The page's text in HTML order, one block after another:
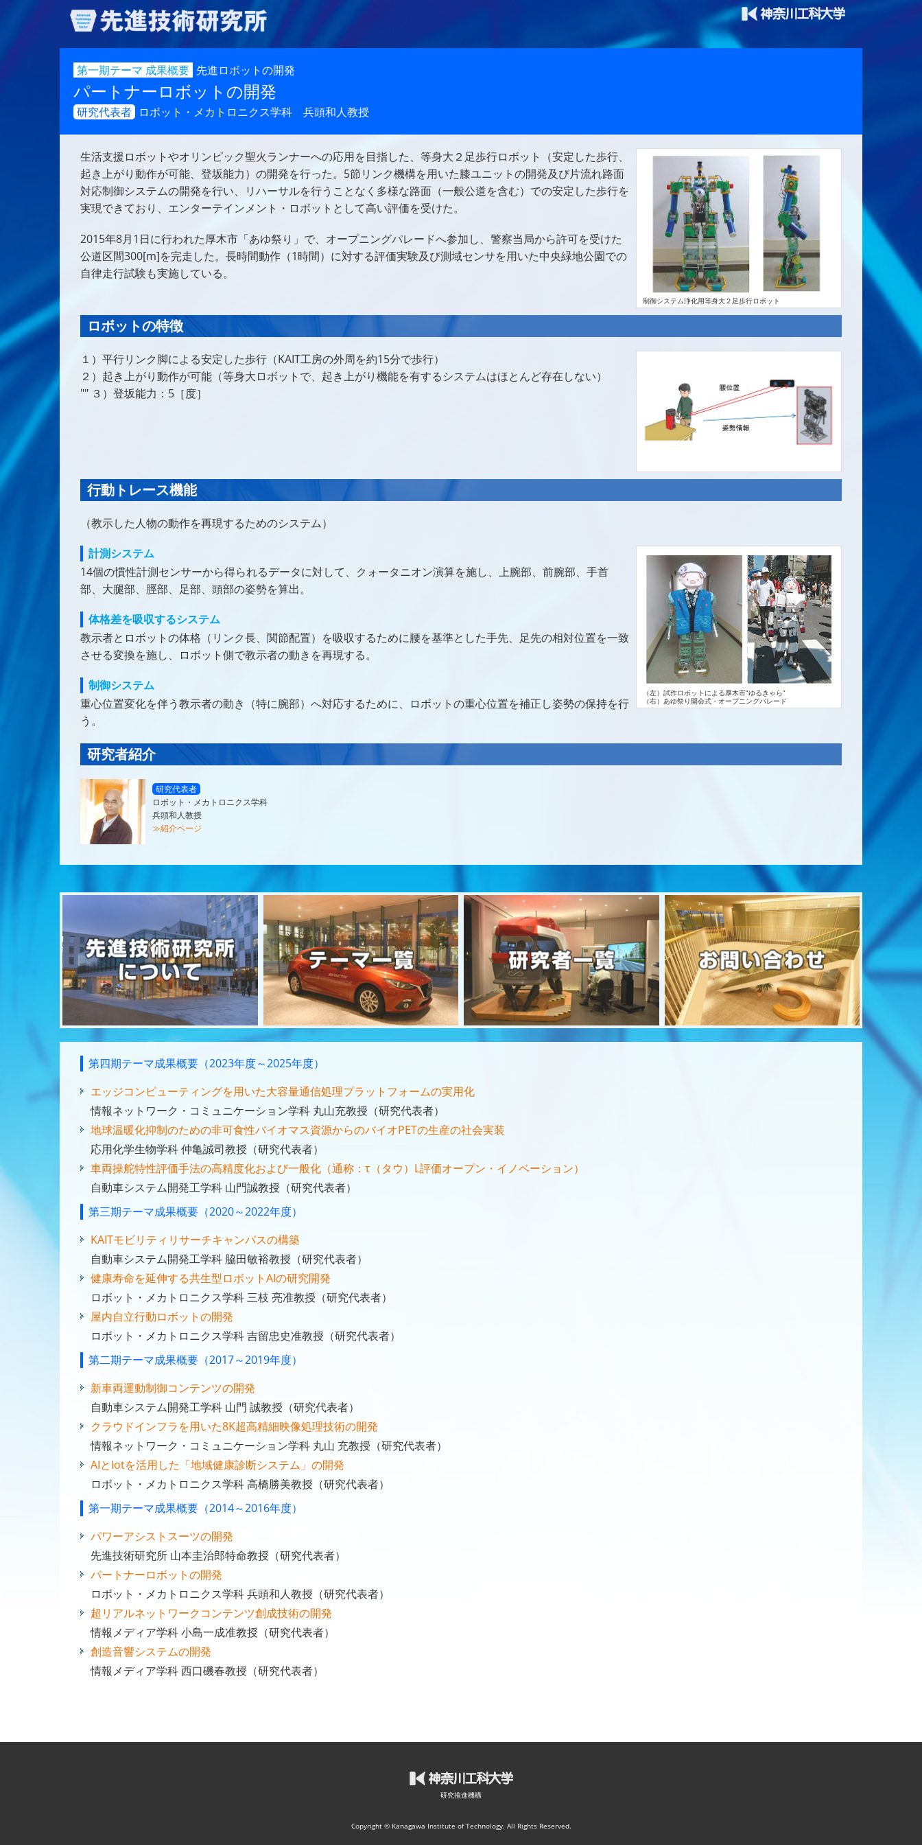
第一期テーマ 成果概要 先進ロボットの開発
パートナーロボットの開発
研究代表者 ロボット・メカトロニクス学科 兵頭和人教授
制御システム浄化用等身大２足歩行ロボット
生活支援ロボットやオリンピック聖火ランナーへの応用を目指した、等身大２足歩行ロボット（安定した歩行、
起き上がり動作が可能、登坂能力）の開発を行った。5節リンク機構を用いた膝ユニットの開発及び片流れ路面
対応制御システムの開発を行い、リハーサルを行うことなく多様な路面（一般公道を含む）での安定した歩行を
実現できており、エンターテインメント・ロボットとして高い評価を受けた。
2015年8月1日に行われた厚木市「あゆ祭り」で、オープニングパレードへ参加し、警察当局から許可を受けた
公道区間300[m]を完走した。長時間動作（1時間）に対する評価実験及び測域センサを用いた中央緑地公園での
自律走行試験も実施している。
ロボットの特徴
１）平行リンク脚による安定した歩行（KAIT工房の外周を約15分で歩行）
２）起き上がり動作が可能（等身大ロボットで、起き上がり機能を有するシステムはほとんど存在しない）
"" ３）登坂能力：5［度］
行動トレース機能
（教示した人物の動作を再現するためのシステム）
（左）試作ロボットによる厚木市“ゆるきゃら”
（右）あゆ祭り開会式・オープニングパレード
計測システム
14個の慣性計測センサーから得られるデータに対して、クォータニオン演算を施し、上腕部、前腕部、手首
部、大腿部、脛部、足部、頭部の姿勢を算出。
体格差を吸収するシステム
教示者とロボットの体格（リンク長、関節配置）を吸収するために腰を基準とした手先、足先の相対位置を一致
させる変換を施し、ロボット側で教示者の動きを再現する。
制御システム
重心位置変化を伴う教示者の動き（特に腕部）へ対応するために、ロボットの重心位置を補正し姿勢の保持を行
う。
研究者紹介
研究代表者
ロボット・メカトロニクス学科
兵頭和人教授
≫紹介ページ
第四期テーマ成果概要（2023年度～2025年度）
エッジコンピューティングを用いた大容量通信処理プラットフォームの実用化
情報ネットワーク・コミュニケーション学科 丸山充教授（研究代表者）
地球温暖化抑制のための非可食性バイオマス資源からのバイオPETの生産の社会実装
応用化学生物学科 仲亀誠司教授（研究代表者）
車両操舵特性評価手法の高精度化および一般化（通称：τ（タウ）L評価オープン・イノベーション）
自動車システム開発工学科 山門誠教授（研究代表者）
第三期テーマ成果概要（2020～2022年度）
KAITモビリティリサーチキャンパスの構築
自動車システム開発工学科 脇田敏裕教授（研究代表者）
健康寿命を延伸する共生型ロボットAIの研究開発
ロボット・メカトロニクス学科 三枝 亮准教授（研究代表者）
屋内自立行動ロボットの開発
ロボット・メカトロニクス学科 吉留忠史准教授（研究代表者）
第二期テーマ成果概要（2017～2019年度）
新車両運動制御コンテンツの開発
自動車システム開発工学科 山門 誠教授（研究代表者）
クラウドインフラを用いた8K超高精細映像処理技術の開発
情報ネットワーク・コミュニケーション学科 丸山 充教授（研究代表者）
AIとIotを活用した「地域健康診断システム」の開発
ロボット・メカトロニクス学科 高橋勝美教授（研究代表者）
第一期テーマ成果概要（2014～2016年度）
パワーアシストスーツの開発
先進技術研究所 山本圭治郎特命教授（研究代表者）
パートナーロボットの開発
ロボット・メカトロニクス学科 兵頭和人教授（研究代表者）
超リアルネットワークコンテンツ創成技術の開発
情報メディア学科 小島一成准教授（研究代表者）
創造音響システムの開発
情報メディア学科 西口磯春教授（研究代表者）
研究推進機構
Copyright © Kanagawa Institute of Technology. All Rights Reserved.